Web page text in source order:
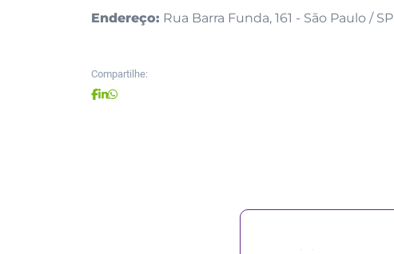
Endereço: Rua Barra Funda, 161 - São Paulo / SP
Compartilhe: